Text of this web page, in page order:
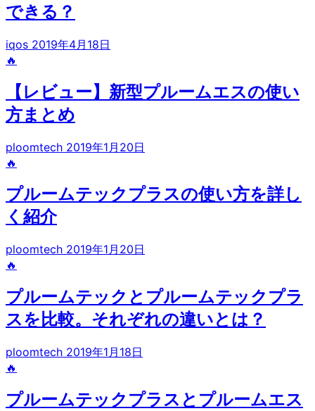
できる？
iqos 2019年4月18日
🔥
【レビュー】新型プルームエスの使い
方まとめ
ploomtech 2019年1月20日
🔥
プルームテックプラスの使い方を詳し
く紹介
ploomtech 2019年1月20日
🔥
プルームテックとプルームテックプラ
スを比較。それぞれの違いとは？
ploomtech 2019年1月18日
🔥
プルームテックプラスとプルームエス